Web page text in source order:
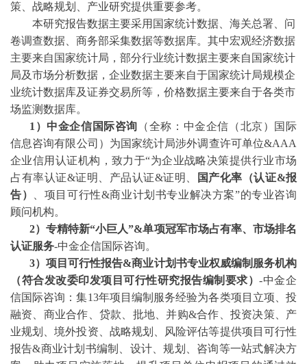
策、战略规划、产业研究提供重要参考。
本研究报告数据主要采用国家统计数据、海关总署、问
卷调查数据、商务部采集数据等数据库。其中宏观经济数据
主要来自国家统计局，部分行业统计数据主要来自国家统计
局及市场分析数据，企业数据主要来自于国家统计局规模企
业统计数据库及证券交易所等，价格数据主要来自于各类市
场监测数据库。
1）中金企信国际咨询 （全称：中金企信（北京）国际
信息咨询有限公司）为国家统计局涉外调查许可单位&AAA
企业信用认证机构，致力于“为企业战略决策提供行业市场
占有率认证&证明、产品认证&证明、 国产化率（认证&报
告）
、 项目可行性&商业计划书专业解决方案”的专业咨询
顾问机构。
2）专精特新“小巨人”&单项冠军市场占有率、市场排名
认证服务-中金企信国际咨询。
3）项目可行性报告&商业计划书专业权威编制服务机构
（符合发改委印发项目可行性研究报告编制要求）-中金企
信国际咨询：集13年项目编制服务经验为各类项目立项、投
融资、商业合作、贷款、批地、并购&合作、投资决策、产
业规划、境外投资、战略规划、风险评估等提供项目可行性
报告&商业计划书编制、设计、规划、咨询等一站式解决方